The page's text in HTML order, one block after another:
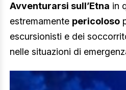
Avventurarsi sull’Etna in
estremamente pericoloso
escursionisti e dei
nelle situazioni di